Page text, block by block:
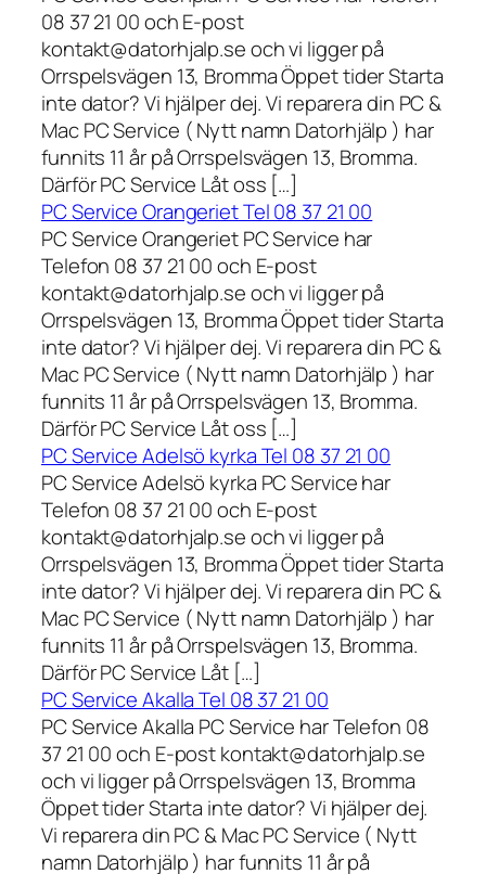
08 37 21 00 och E-post
kontakt@datorhjalp.se och vi ligger på
Orrspelsvägen 13, Bromma Öppet tider Starta
inte dator? Vi hjälper dej. Vi reparera din PC &
Mac PC Service ( Nytt namn Datorhjälp ) har
funnits 11 år på Orrspelsvägen 13, Bromma.
Därför PC Service Låt oss […]
PC Service Orangeriet Tel 08 37 21 00
PC Service Orangeriet PC Service har
Telefon 08 37 21 00 och E-post
kontakt@datorhjalp.se och vi ligger på
Orrspelsvägen 13, Bromma Öppet tider Starta
inte dator? Vi hjälper dej. Vi reparera din PC &
Mac PC Service ( Nytt namn Datorhjälp ) har
funnits 11 år på Orrspelsvägen 13, Bromma.
Därför PC Service Låt oss […]
PC Service Adelsö kyrka Tel 08 37 21 00
PC Service Adelsö kyrka PC Service har
Telefon 08 37 21 00 och E-post
kontakt@datorhjalp.se och vi ligger på
Orrspelsvägen 13, Bromma Öppet tider Starta
inte dator? Vi hjälper dej. Vi reparera din PC &
Mac PC Service ( Nytt namn Datorhjälp ) har
funnits 11 år på Orrspelsvägen 13, Bromma.
Därför PC Service Låt […]
PC Service Akalla Tel 08 37 21 00
PC Service Akalla PC Service har Telefon 08
37 21 00 och E-post kontakt@datorhjalp.se
och vi ligger på Orrspelsvägen 13, Bromma
Öppet tider Starta inte dator? Vi hjälper dej.
Vi reparera din PC & Mac PC Service ( Nytt
namn Datorhjälp ) har funnits 11 år på